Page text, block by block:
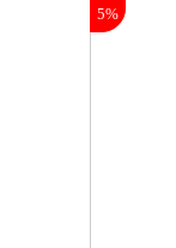
5%